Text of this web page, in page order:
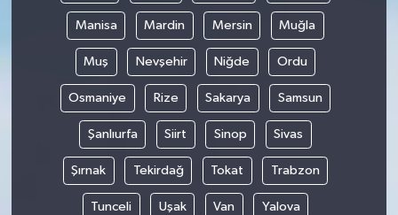
Manisa Mardin Mersin Muğla
Muş Nevşehir Niğde Ordu
Osmaniye Rize Sakarya Samsun
Şanlıurfa Siirt Sinop Sivas
Şırnak Tekirdağ Tokat Trabzon
Tunceli Uşak Van Yalova